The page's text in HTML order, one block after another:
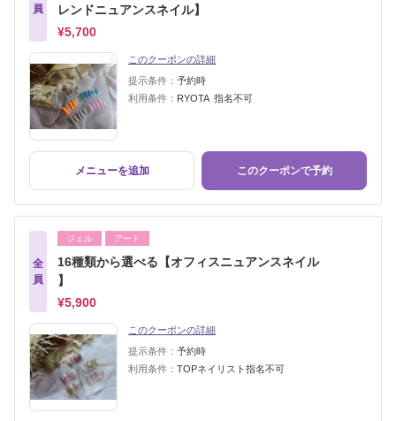
員
レンドニュアンスネイル】
¥5,700
このクーポンの詳細
提示条件： 予約時
利用条件： RYOTA 指名不可
メニューを追加 このクーポンで予約
全
員
ジェル アート
16種類から選べる【オフィスニュアンスネイル
】
¥5,900
このクーポンの詳細
提示条件： 予約時
利用条件： TOPネイリスト指名不可